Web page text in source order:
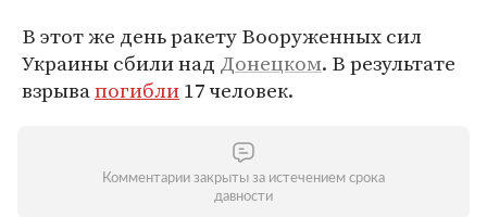
В этот же день ракету Вооруженных сил
Украины сбили над Донецком. В результате
взрывапогибли17 человек.
Комментарии закрыты за истечением срока
давности